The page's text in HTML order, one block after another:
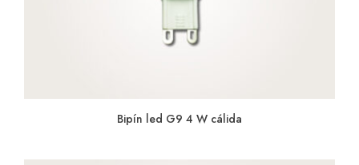
Bipín led G9 4 W cálida